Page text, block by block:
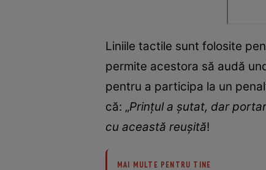
Liniile tactile sunt folosite
permite acestora să audă
pentru a participa la un
că: „Prințul a șutat, dar
cu această reușită!
MAI MULTE PENTRU TINE